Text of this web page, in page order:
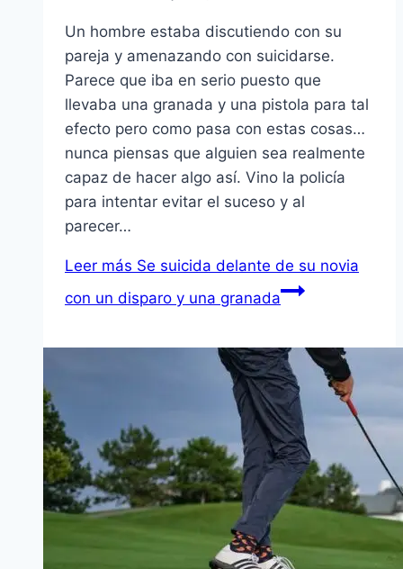
Un hombre estaba discutiendo con su
pareja y amenazando con suicidarse.
Parece que iba en serio puesto que
llevaba una granada y una pistola para tal
efecto pero como pasa con estas cosas…
nunca piensas que alguien sea realmente
capaz de hacer algo así. Vino la policía
para intentar evitar el suceso y al
parecer…
Leer más Se suicida delante de su novia
con un disparo y una granada